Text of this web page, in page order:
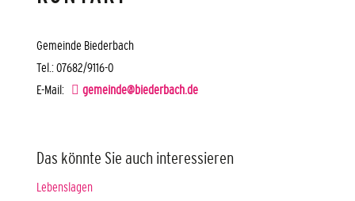
Gemeinde Biederbach
Tel.: 07682/9116-0
E-Mail:
gemeinde@biederbach.de
Das könnte Sie auch interessieren
Lebenslagen